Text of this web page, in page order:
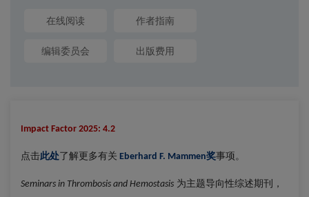
在线阅读 作者指南
编辑委员会 出版费用
Impact Factor 2025: 4.2
点击此处了解更多有关 Eberhard F. Mammen奖事项。
Seminars in Thrombosis and Hemostasis 为主题导向性综述期刊，